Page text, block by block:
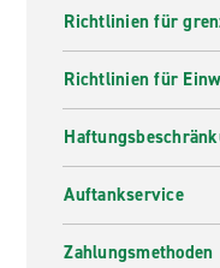
Richtlinien für
Richtlinien für
Auftankservice
Zahlungsmethoden